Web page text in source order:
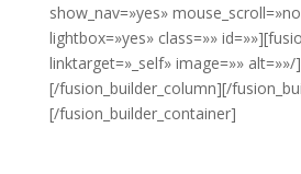
show_nav=»yes»
lightbox=»yes» class=»»
linktarget=»_self» image=»»
[/fusion_builder_column][/
[/fusion_builder_container]